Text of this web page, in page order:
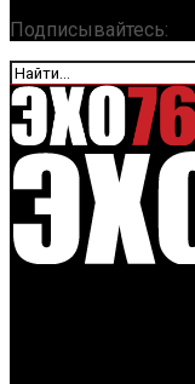
Подписывайтесь: